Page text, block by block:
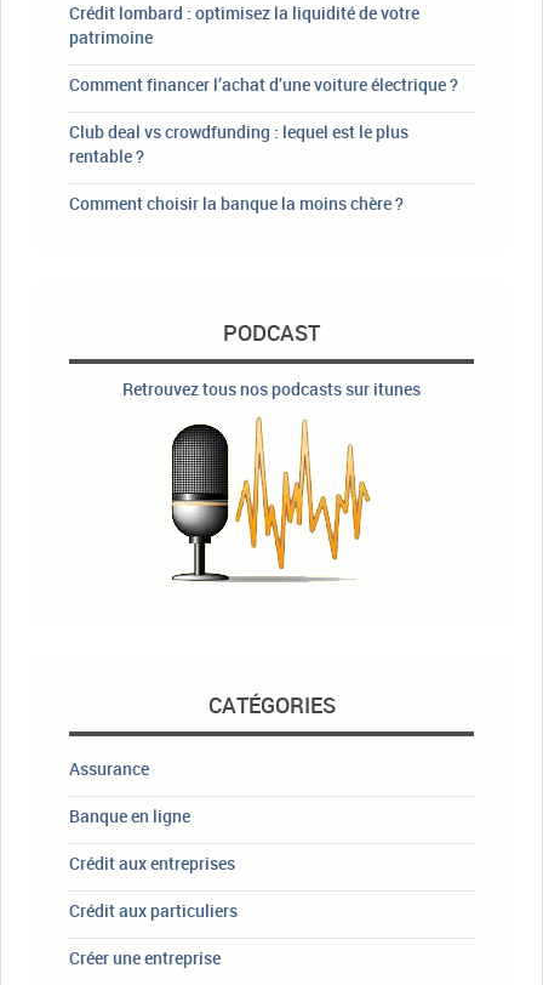
Crédit lombard : optimisez la liquidité de votre
patrimoine
Comment financer l’achat d’une voiture électrique ?
Club deal vs crowdfunding : lequel est le plus
rentable ?
Comment choisir la banque la moins chère ?
PODCAST
Retrouvez tous nos podcasts sur itunes
CATÉGORIES
Assurance
Banque en ligne
Crédit aux entreprises
Crédit aux particuliers
Créer une entreprise